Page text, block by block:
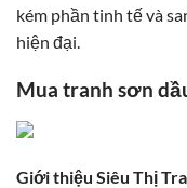
kém phần tinh tế và
hiện đại.
Mua tranh sơn
Giới thiệu Siêu Thị